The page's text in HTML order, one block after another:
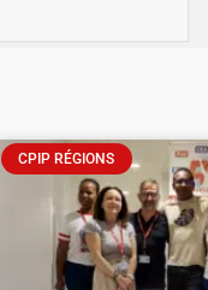
CPIP RÉGIONS